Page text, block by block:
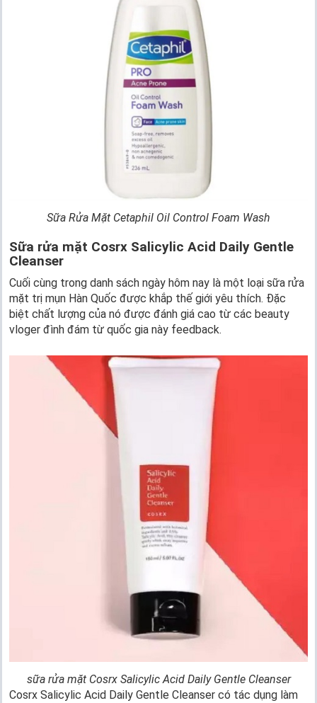
Sữa Rửa Mặt Cetaphil Oil Control Foam Wash
Sữa rửa mặt Cosrx Salicylic Acid Daily Gentle
Cleanser
Cuối cùng trong danh sách ngày hôm nay là một loại sữa rửa
mặt trị mụn Hàn Quốc được khắp thế giới yêu thích. Đặc
biệt chất lượng của nó được đánh giá cao từ các beauty
vloger đình đám từ quốc gia này feedback.
sữa rửa mặt Cosrx Salicylic Acid Daily Gentle Cleanser
Cosrx Salicylic Acid Daily Gentle Cleanser có tác dụng làm